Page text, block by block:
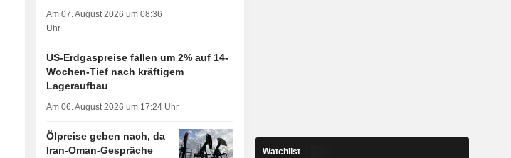
Am 07. August 2026 um 08:36
Uhr
US-Erdgaspreise fallen um 2% auf 14-
Wochen-Tief nach kräftigem
Lageraufbau
Am 06. August 2026 um 17:24 Uhr
Ölpreise geben nach, da
Iran-Oman-Gespräche
Watchlist